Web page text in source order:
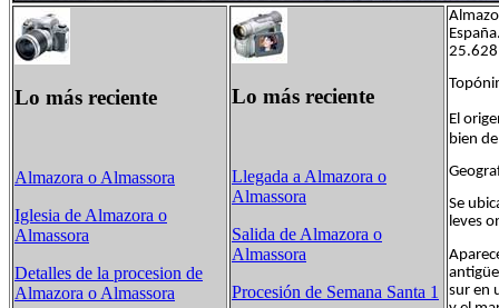
Lo más reciente
Almazora o Almassora
Iglesia de Almazora o
Almassora
Detalles de la procesion de
Almazora o Almassora
Lo más reciente
Llegada a Almazora o
Almassora
Salida de Almazora o
Almassora
Procesión de Semana Santa 1
El
bien
Se
leves
sur en